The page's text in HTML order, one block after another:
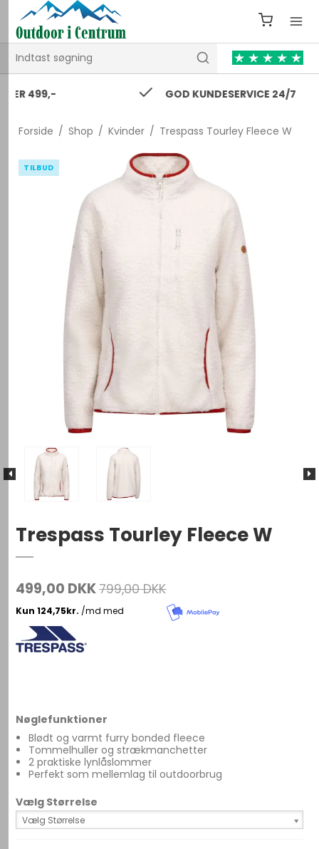
GOD KUNDESERVICE 24/7
Forside / Shop / Kvinder / Trespass Tourley Fleece W
TILBUD
Trespass Tourley Fleece W
499,00 DKK799,00 DKK
Nøglefunktioner
Blødt og varmt furry bonded fleece
Tommelhuller og strækmanchetter
2 praktiske lynlåslommer
Perfekt som mellemlag til outdoorbrug
Vælg Størrelse
Vælg Størrelse